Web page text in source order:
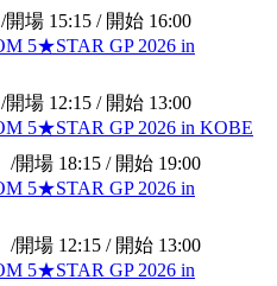
/開場 15:15 / 開始 16:00
5★STAR GP 2026 in
/開場 12:15 / 開始 13:00
5★STAR GP 2026 in KOBE
/開場 18:15 / 開始 19:00
5★STAR GP 2026 in
/開場 12:15 / 開始 13:00
5★STAR GP 2026 in